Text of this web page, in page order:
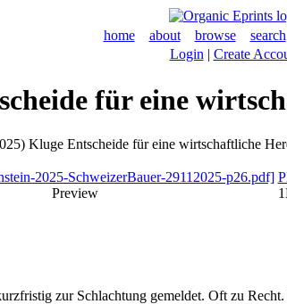
home about browse search
Login | Create
für eine
Kluge Entscheide für eine wirtschaftliche
Preview
zur Schlachtung gemeldet. Oft zu